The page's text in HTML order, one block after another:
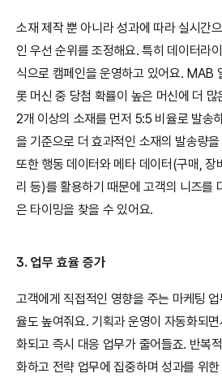
소재 제작 뿐 아니라 성과에 따라 실시간
인 우선 순위를 조정해요. 특히 데이터라
식으로 캠페인을 운영하고 있어요. MAB
롯 머신 중 당첨 확률이 높은 머신에 더
2개 이상의 소재를 먼저 5:5 비율로 발송
을 기준으로 더 효과적인 소재의 발송량
또한 행동 데이터와 메타 데이터(구매, 장
리 등)를 활용하기 때문에 고객의 니즈를
은 타이밍을 찾을 수 있어요.
3. 업무 효율 증가
고객에게 직접적인 영향을 주는 마케팅
율도 높여줘요. 기획과 운영이 자동화되
화되고 즉시 대응 업무가 줄어들죠. 반복
화하고 전략 업무에 집중하며 성과를 위